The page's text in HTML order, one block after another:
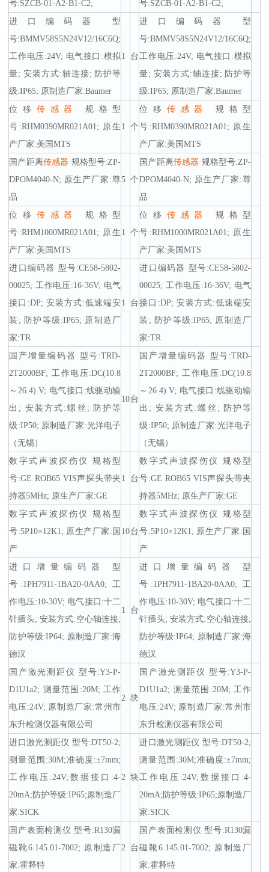
号:SZCB-01-A2-B1-C2;
号:SZCB-01-A2-B1-C2;
进口编码器 型
号:BMMV58S5N24V12/16C6Q;
工作电压:24V; 电气接口:模拟
量; 安装方式:轴连接; 防护等
级:IP65; 原制造厂家:Baumer
1 台
进口编码器 型
号:BMMV58S5N24V12/16C6Q;
工作电压:24V; 电气接口:模拟
量; 安装方式:轴连接; 防护等
级:IP65; 原制造厂家:Baumer
位移 传感器
规格型
号:RHM0390MR021A01; 原生
产厂家:美国MTS
1 个
位移 传感器
规格型
号:RHM0390MR021A01; 原生
产厂家:美国MTS
国产距离传感器 规格型号:ZP-
DPOM4040-N; 原生产厂家:尊
品
5 个
国产距离传感器 规格型号:ZP-
DPOM4040-N; 原生产厂家:尊
品
位移 传感器
规格型
号:RHM1000MR021A01; 原生
产厂家:美国MTS
1 个
位移 传感器
规格型
号:RHM1000MR021A01; 原生
产厂家:美国MTS
进口编码器 型号:CE58-5802-
00025; 工作电压:16-36V; 电气
接口:DP; 安装方式:低速端安
装; 防护等级:IP65; 原制造厂
家:TR
1 台
进口编码器 型号:CE58-5802-
00025; 工作电压:16-36V; 电气
接口:DP; 安装方式:低速端安
装; 防护等级:IP65; 原制造厂
家:TR
国产增量编码器 型号:TRD-
2T2000BF; 工作电压:DC(10.8
～26.4) V; 电气接口:线驱动输
出; 安装方式:螺丝; 防护等
级:IP50; 原制造厂家:光洋电子
（无锡）
10台
国产增量编码器 型号:TRD-
2T2000BF; 工作电压:DC(10.8
～26.4) V; 电气接口:线驱动输
出; 安装方式:螺丝; 防护等
级:IP50; 原制造厂家:光洋电子
（无锡）
数字式声波探伤仪 规格型
号:GE ROB65 VIS声探头带夹
持器5MHz; 原生产厂家:GE
1 台
数字式声波探伤仪 规格型
号:GE ROB65 VIS声探头带夹
持器5MHz; 原生产厂家:GE
数字式声波探伤仪 规格型
号:5P10×12K1; 原生产厂家:国
产
10台
数字式声波探伤仪 规格型
号:5P10×12K1; 原生产厂家:国
产
进口增量编码器 型
号:1PH7911-1BA20-0AA0; 工
作电压:10-30V; 电气接口:十二
针插头; 安装方式:空心轴连接;
防护等级:IP64; 原制造厂家:海
德汉
1 台
进口增量编码器 型
号:1PH7911-1BA20-0AA0; 工
作电压:10-30V; 电气接口:十二
针插头; 安装方式:空心轴连接;
防护等级:IP64; 原制造厂家:海
德汉
国产激光测距仪 型号:Y3-P-
D1U1a2; 测量范围:20M; 工作
电压:24V; 原制造厂家:常州市
东升检测仪器有限公司
2 块
国产激光测距仪 型号:Y3-P-
D1U1a2; 测量范围:20M; 工作
电压:24V; 原制造厂家:常州市
东升检测仪器有限公司
进口激光测距仪 型号:DT50-2;
测量范围:30M;准确度:±7mm;
工作电压:24V;数据接口:4-
20mA;防护等级:IP65;原制造厂
家:SICK
2 块
进口激光测距仪 型号:DT50-2;
测量范围:30M;准确度:±7mm;
工作电压:24V;数据接口:4-
20mA;防护等级:IP65;原制造厂
家:SICK
国产表面检测仪 型号:R130漏
磁靴6.145.01-7002; 原制造厂
家:霍释特
2 台
国产表面检测仪 型号:R130漏
磁靴6.145.01-7002; 原制造厂
家:霍释特